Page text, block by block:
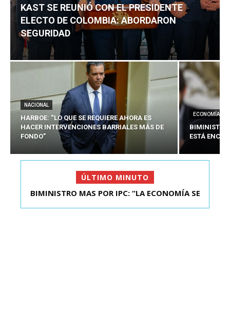
KAST SE REUNIÓ CON EL PRESIDENTE
ELECTO DE COLOMBIA: ABORDARON
SEGURIDAD
NACIONAL
HARBOE: “LO QUE SE REQUIERE AHORA ES
HACER INTERVENCIONES BARRIALES MÁS DE
FONDO”
ECONOMÍA
BIMINISTRO
ESTÁ
ÚLTIMO MINUTO
KAST SE REUNIÓ CON EL PRESIDENTE ELECTO DE
BIMINISTRO MAS POR IPC: “LA ECONOMÍA SE